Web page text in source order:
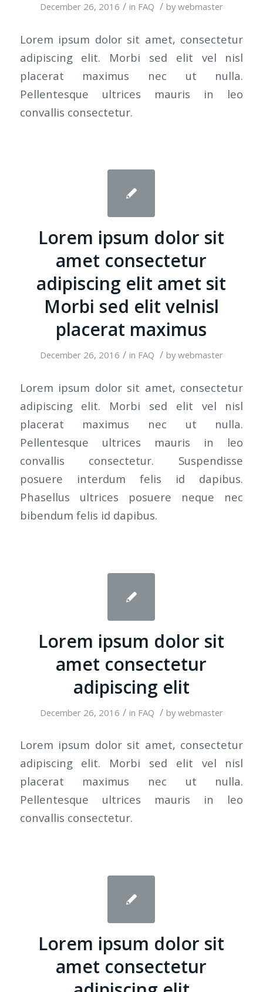
December 26, 2016 / in FAQ / bywebmaster
Lorem ipsum dolor sit amet, consectetur
adipiscing elit. Morbi sed elit vel nisl
placerat maximus nec ut nulla.
Pellentesque ultrices mauris in leo
convallis consectetur.
Lorem ipsum dolor sit
amet consectetur
adipiscing elit amet sit
Morbi sed elit velnisl
placerat maximus
December 26, 2016 / in FAQ / bywebmaster
Lorem ipsum dolor sit amet, consectetur
adipiscing elit. Morbi sed elit vel nisl
placerat maximus nec ut nulla.
Pellentesque ultrices mauris in leo
convallis consectetur. Suspendisse
posuere interdum felis id dapibus.
Phasellus ultrices posuere neque nec
bibendum felis id dapibus.
Lorem ipsum dolor sit
amet consectetur
adipiscing elit
December 26, 2016 / in FAQ / bywebmaster
Lorem ipsum dolor sit amet, consectetur
adipiscing elit. Morbi sed elit vel nisl
placerat maximus nec ut nulla.
Pellentesque ultrices mauris in leo
convallis consectetur.
Lorem ipsum dolor sit
amet consectetur